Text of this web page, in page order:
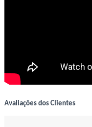
Avaliações dos Clientes